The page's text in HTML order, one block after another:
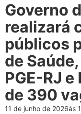
Governo
realizará
públicos
de
PGE-RJ
de 390
11 de junho de 2026às